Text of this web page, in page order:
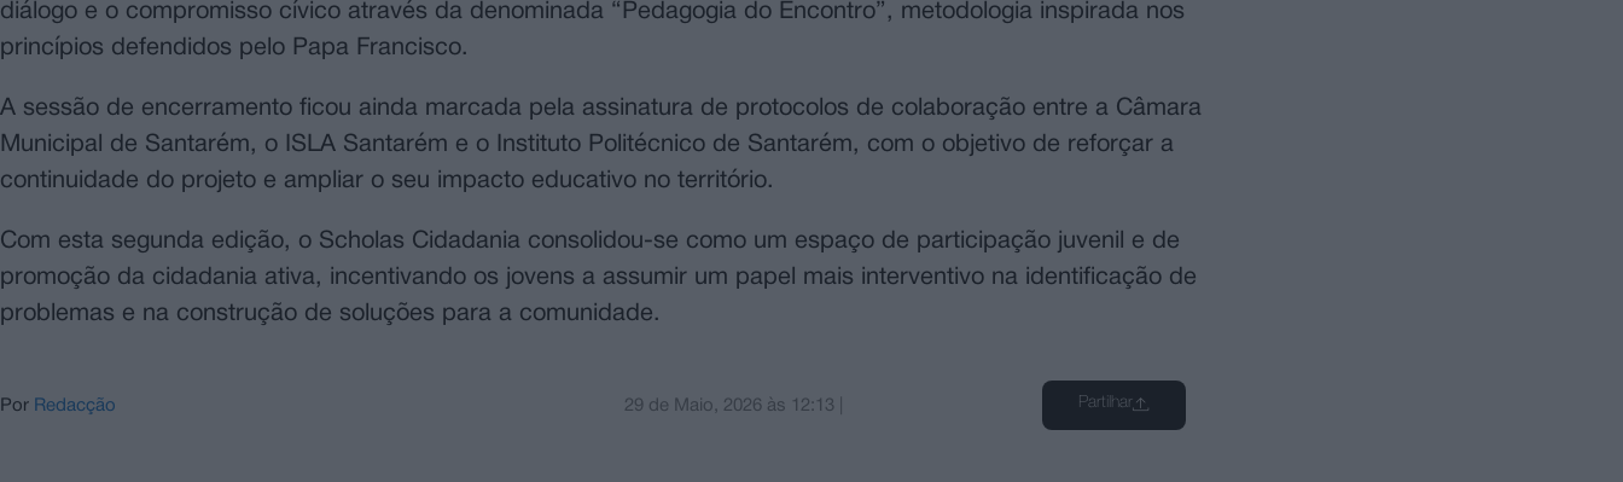
diálogo e o compromisso cívico através da denominada “Pedagogia do Encontro”, metodologia inspirada nos
princípios defendidos pelo Papa Francisco.
A sessão de encerramento ficou ainda marcada pela assinatura de protocolos de colaboração entre a Câmara
Municipal de Santarém, o ISLA Santarém e o Instituto Politécnico de Santarém, com o objetivo de reforçar a
continuidade do projeto e ampliar o seu impacto educativo no território.
Com esta segunda edição, o Scholas Cidadania consolidou-se como um espaço de participação juvenil e de
promoção da cidadania ativa, incentivando os jovens a assumir um papel mais interventivo na identificação de
problemas e na construção de soluções para a comunidade.
Por Redacção 29 de Maio, 2026às 12:13 Partilhar